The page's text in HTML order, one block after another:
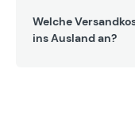
Welche
ins Ausland an?